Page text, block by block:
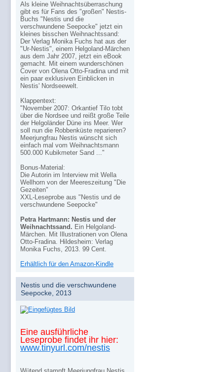
Als kleine Weihnachtsüberraschung
gibt es für Fans des "großen" Nestis-
Buchs "Nestis und die
verschwundene Seepocke" jetzt ein
kleines bisschen Weihnachtssand:
Der Verlag Monika Fuchs hat aus der
"Ur-Nestis", einem Helgoland-Märchen
aus dem Jahr 2007, jetzt ein eBook
gemacht. Mit einem wunderschönen
Cover von Olena Otto-Fradina und mit
ein paar exklusiven Einblicken in
Nestis' Nordseewelt.
Klappentext:
"November 2007: Orkantief Tilo tobt
über die Nordsee und reißt große Teile
der Helgoländer Düne ins Meer. Wer
soll nun die Robbenküste reparieren?
Meerjungfrau Nestis wünscht sich
einfach mal vom Weihnachtsmann
500.000 Kubikmeter Sand ..."
Bonus-Material:
Die Autorin im Interview mit Wella
Wellhorn von der Meereszeitung "Die
Gezeiten"
XXL-Leseprobe aus "Nestis und de
verschwundene Seepocke"
Petra Hartmann: Nestis und der
Weihnachtssand. Ein Helgoland-
Märchen. Mit Illustrationen von Olena
Otto-Fradina. Hildesheim: Verlag
Monika Fuchs, 2013. 99 Cent.
Erhältlich für den Amazon-Kindle
Nestis und die verschwundene
Seepocke, 2013
Eine ausführliche
Leseprobe findet ihr hier:
www.tinyurl.com/nestis